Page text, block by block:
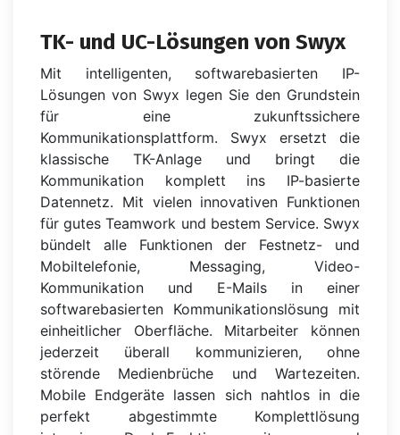
TK- und UC-Lösungen von Swyx
Mit intelligenten, softwarebasierten IP-
Lösungen von Swyx legen Sie den Grundstein
für eine zukunftssichere
Kommunikationsplattform. Swyx ersetzt die
klassische TK-Anlage und bringt die
Kommunikation komplett ins IP-basierte
Datennetz. Mit vielen innovativen Funktionen
für gutes Teamwork und bestem Service. Swyx
bündelt alle Funktionen der Festnetz- und
Mobiltelefonie, Messaging, Video-
Kommunikation und E-Mails in einer
softwarebasierten Kommunikationslösung mit
einheitlicher Oberfläche. Mitarbeiter können
jederzeit überall kommunizieren, ohne
störende Medienbrüche und Wartezeiten.
Mobile Endgeräte lassen sich nahtlos in die
perfekt abgestimmte Komplettlösung